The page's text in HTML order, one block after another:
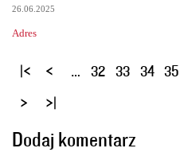
26.06.2025
Adres
S
o
… 32 33 34 35
Dodaj komentarz